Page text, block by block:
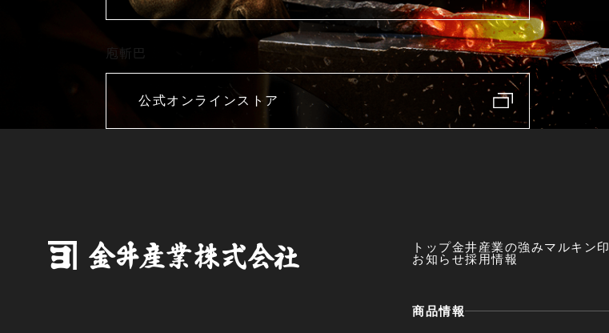
庖斬巴
公式オンラインストア
トップ金井産業の強みマルキン印
お知らせ採用情報
商品情報